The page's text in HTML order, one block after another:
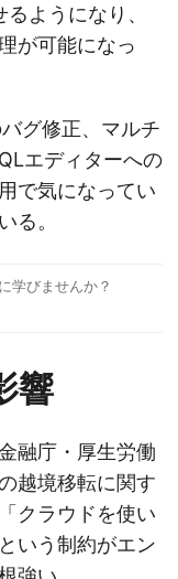
ようになり、
が可能になっ
グ修正、マルチ
エディターへの
で気になってい
る。
学びませんか？
響
融庁・厚生労働
越境移転に関す
クラウドを使い
いう制約がエン